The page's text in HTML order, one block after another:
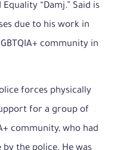
“Damj.” Said is
due to his work in
community in
forces physically
for a group of
community, who had